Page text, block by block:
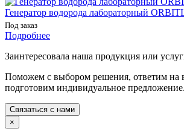
Генератор водорода лабораторный
Под заказ
Подробнее
Заинтересовала наша продукция или
Поможем с выбором решения, ответим на
подготовим индивидуальное предложение.
Связаться с нами
×